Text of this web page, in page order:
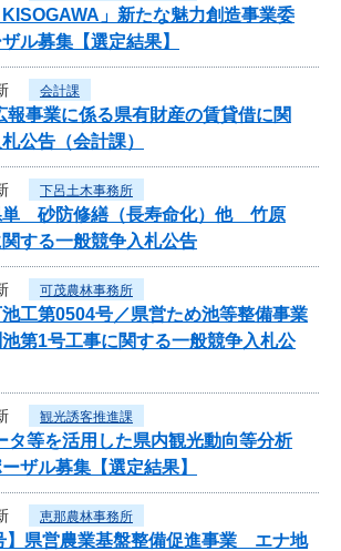
KISOGAWA」新たな魅力創造事業委
ル募集【選定結果】
会計課
報事業に係る県有財産の賃貸借に関
公告（会計課）
下呂土木事務所
単 砂防修繕（長寿命化）他 竹原
する一般競争入札公告
可茂農林事務所
池工第0504号／県営ため池等整備事業
第1号工事に関する一般競争入札公
観光誘客推進課
タ等を活用した県内観光動向等分析
ザル募集【選定結果】
恵那農林事務所
】県営農業基盤整備促進事業 エナ地